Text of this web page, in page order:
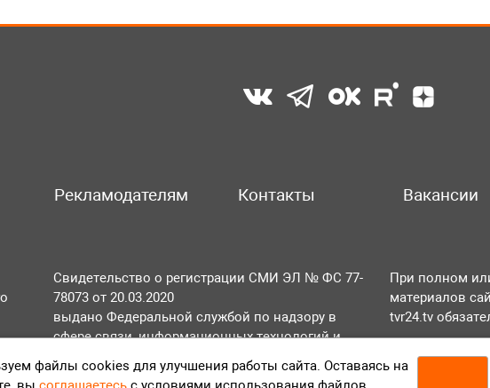
Рекламодателям Контакты Вакансии
Свидетельство о регистрации СМИ ЭЛ № ФС 77-
78073 от 20.03.2020
выдано Федеральной службой по надзору в
сфере связи, информационных технологий и
массовых коммуникаций (Роскомнадзор).
При полном
материалов
tvr24.tv
Телефон: +7
файлы cookies для улучшения работы сайта. Оставаясь на